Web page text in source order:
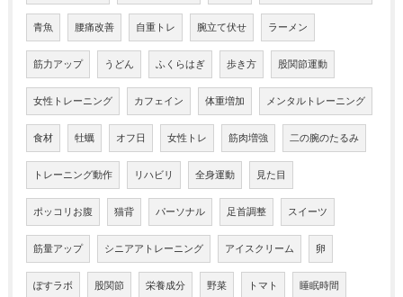
青魚 腰痛改善 自重トレ 腕立て伏せ ラーメン
筋力アップ うどん ふくらはぎ 歩き方 股関節運動
女性トレーニング カフェイン 体重増加 メンタルトレーニング
食材 牡蠣 オフ日 女性トレ 筋肉増強 二の腕のたるみ
トレーニング動作 リハビリ 全身運動 見た目
ポッコリお腹 猫背 パーソナル 足首調整 スイーツ
筋量アップ シニアアトレーニング アイスクリーム 卵
ぽすラボ 股関節 栄養成分 野菜 トマト 睡眠時間